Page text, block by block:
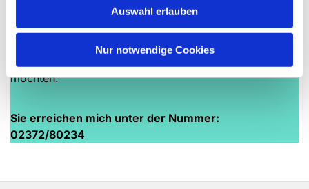
Auswahl erlauben
Nur notwendige Cookies
100.000, 00 Euro Spenden aufzubringen
und Menschen zu gewinnen, die sich mit Ihren
finanziellen Mitteln in die zukünftige Gestaltung des
Quartiers für die Dorfgemeinschaft einbringen
möchten.
Sie erreichen mich unter der Nummer:
02372/80234